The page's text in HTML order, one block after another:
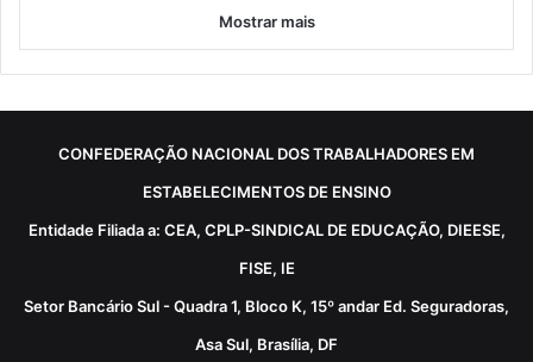
Mostrar mais
CONFEDERAÇÃO NACIONAL DOS TRABALHADORES EM
ESTABELECIMENTOS DE ENSINO
Entidade Filiada a: CEA, CPLP-SINDICAL DE EDUCAÇÃO, DIEESE,
FISE, IE
Setor Bancário Sul - Quadra 1, Bloco K, 15º andar Ed. Seguradoras,
Asa Sul, Brasília, DF